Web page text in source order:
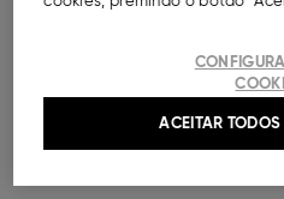
Camisa com manga a 3/4,
com decote em 'V' e
em dobra. Padrão de riscas.
Abertura frontal com botões.
ACEITAR